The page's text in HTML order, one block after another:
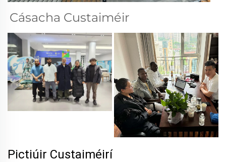
Cásacha Custaiméir
Pictiúir Custaiméirí